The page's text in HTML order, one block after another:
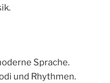
Sprache.
und Rhythmen.